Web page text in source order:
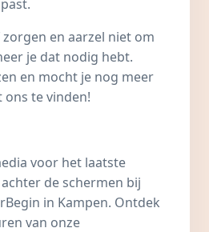
en aarzel niet om
je dat nodig hebt.
en mocht je nog meer
ons te vinden!
voor het laatste
de schermen bij
in Kampen. Ontdek
van onze